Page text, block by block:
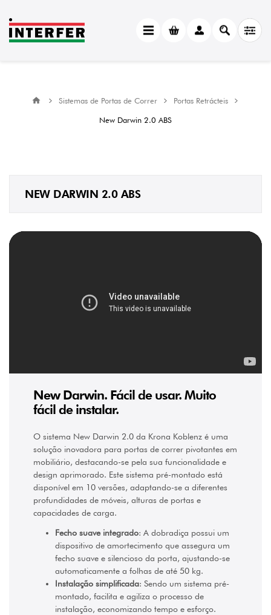
Sistemas de Portas de Correr
Portas Retrácteis
New Darwin 2.0 ABS
NEW DARWIN 2.0 ABS
New Darwin. Fácil de usar. Muito
fácil de instalar.
O sistema New Darwin 2.0 da Krona Koblenz é uma
solução inovadora para portas de correr pivotantes em
mobiliário, destacando-se pela sua funcionalidade e
design aprimorado. Este sistema pré-montado está
disponível em 10 versões, adaptando-se a diferentes
profundidades de móveis, alturas de portas e
capacidades de carga.
Fecho suave integrado: A dobradiça possui um
dispositivo de amortecimento que assegura um
fecho suave e silencioso da porta, ajustando-se
automaticamente a folhas de até 50 kg.
Instalação simplificada: Sendo um sistema pré-
montado, facilita e agiliza o processo de
instalação, economizando tempo e esforço.
CATEGORY
(8)
DE
CARGA
kg
DA
30
mm
PROFUNDIDADE
MÍNIMA
560
mm
mm